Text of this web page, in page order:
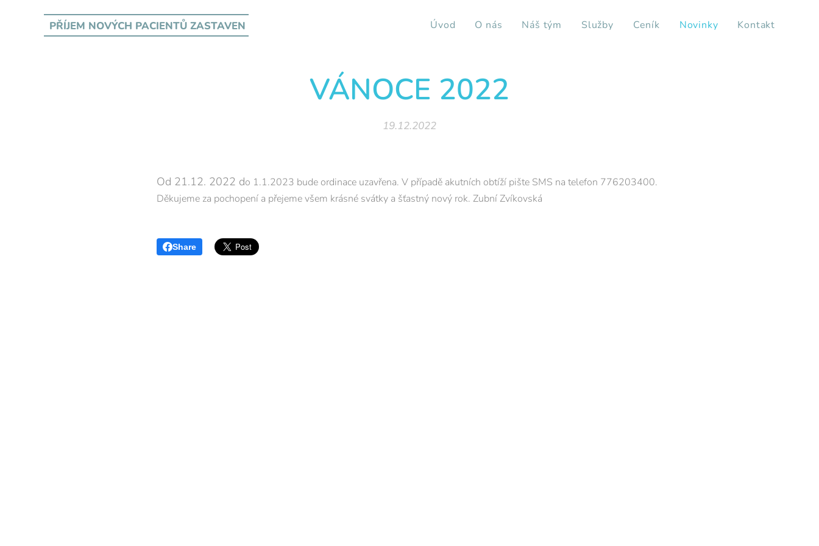
PŘÍJEM NOVÝCH PACIENTŮZASTAVEN Úvod O nás Náš tým Služby Ceník Novinky Kontakt
VÁNOCE 2022
19.12.2022
Od 21.12. 2022 do 1.1.2023 bude ordinace uzavřena. V případě akutních obtíží pište SMS na telefon 776203400.
Děkujeme za pochopení a přejeme všem krásné svátky a šťastný nový rok. Zubní Zvíkovská
Share